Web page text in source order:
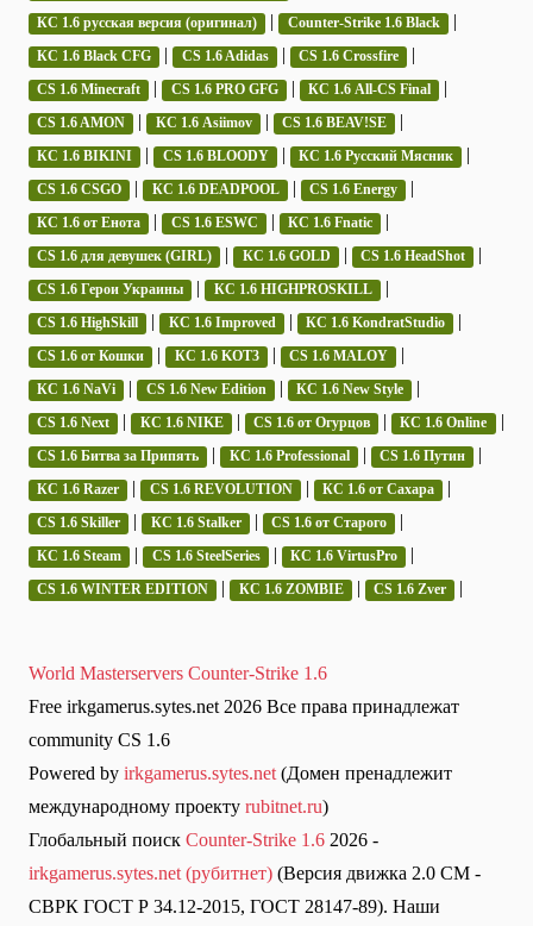
КС 1.6 русская версия (оригинал) | Counter-Strike 1.6 Black |
КС 1.6 Black CFG | CS 1.6 Adidas | CS 1.6 Crossfire |
CS 1.6 Minecraft | CS 1.6 PRO GFG | КС 1.6 All-CS Final |
CS 1.6 AMON | КС 1.6 Asiimov | CS 1.6 BEAV!SE |
КС 1.6 BIKINI | CS 1.6 BLOODY | КС 1.6 Русский Мясник |
CS 1.6 CSGO | КС 1.6 DEADPOOL | CS 1.6 Energy |
КС 1.6 от Енота | CS 1.6 ESWC | КС 1.6 Fnatic |
CS 1.6 для девушек (GIRL) | КС 1.6 GOLD | CS 1.6 HeadShot |
CS 1.6 Герои Украины | КС 1.6 HIGHPROSKILL |
CS 1.6 HighSkill | КС 1.6 Improved | КС 1.6 KondratStudio |
CS 1.6 от Кошки | КС 1.6 KOT3 | CS 1.6 MALOY |
КС 1.6 NaVi | CS 1.6 New Edition | КС 1.6 New Style |
CS 1.6 Next | КС 1.6 NIKE | CS 1.6 от Огурцов | КС 1.6 Online |
CS 1.6 Битва за Припять | КС 1.6 Professional | CS 1.6 Путин |
КС 1.6 Razer | CS 1.6 REVOLUTION | КС 1.6 от Сахара |
CS 1.6 Skiller | КС 1.6 Stalker | CS 1.6 от Старого |
КС 1.6 Steam | CS 1.6 SteelSeries | КС 1.6 VirtusPro |
CS 1.6 WINTER EDITION | КС 1.6 ZOMBIE | CS 1.6 Zver |
World Masterservers Counter-Strike 1.6
Free irkgamerus.sytes.net 2026 Все права принадлежат
community CS 1.6
Powered by irkgamerus.sytes.net (Домен пренадлежит
международному проекту rubitnet.ru)
Глобальный поиск Counter-Strike 1.6 2026 -
irkgamerus.sytes.net (рубитнет) (Версия движка 2.0 СМ -
СВРК ГОСТ Р 34.12-2015, ГОСТ 28147-89). Наши